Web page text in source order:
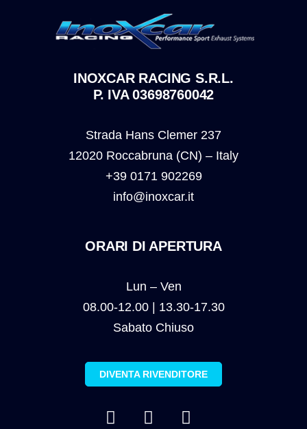
INOXCAR RACING S.R.L.
P. IVA 03698760042
Strada Hans Clemer 237
12020 Roccabruna (CN) – Italy
+39 0171 902269
info@inoxcar.it
ORARI DI APERTURA
Lun – Ven
08.00-12.00 | 13.30-17.30
Sabato Chiuso
DIVENTA RIVENDITORE